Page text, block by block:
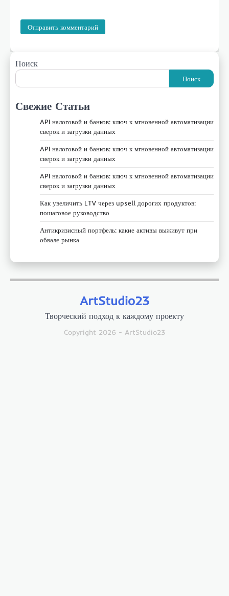
Поиск
Поиск
Свежие Статьи
API налоговой и банков: ключ к мгновенной автоматизации
сверок и загрузки данных
API налоговой и банков: ключ к мгновенной автоматизации
сверок и загрузки данных
API налоговой и банков: ключ к мгновенной автоматизации
сверок и загрузки данных
Как увеличить LTV через upsell дорогих продуктов:
пошаговое руководство
Антикризисный портфель: какие активы выживут при
обвале рынка
ArtStudio23
Творческий подход к каждому проекту
Copyright 2026 - ArtStudio23